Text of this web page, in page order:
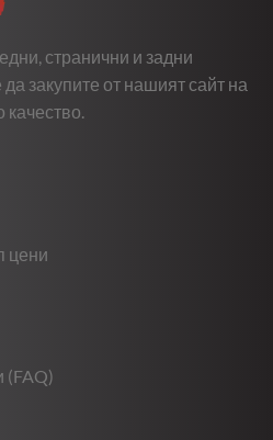
странични и задни
закупите от нашият сайт на
цени
(FAQ)